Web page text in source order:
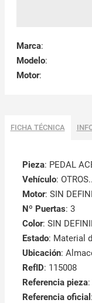
Marca:
Modelo:
Motor:
FICHA TÉCNICA
Pieza: PEDAL
Vehículo:
Motor: SIN
Nº Puertas: 3
Color: SIN
Estado: Material
Ubicación:
RefID: 115008
Referencia pieza:
Referencia oficial